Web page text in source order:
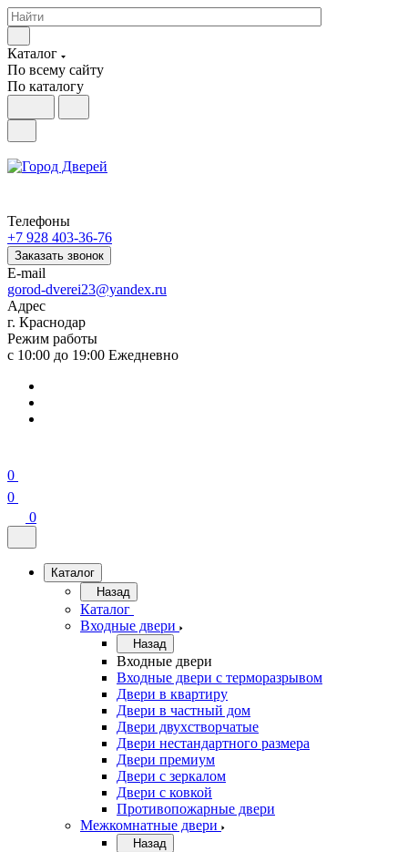
Каталог
По всему сайту
По каталогу
Телефоны
+7 928 403-36-76
Заказать звонок
E-mail
gorod-dverei23@yandex.ru
Адрес
г. Краснодар
Режим работы
с 10:00 до 19:00 Ежедневно
0
0
0
Каталог
Назад
Каталог
Входные двери
Назад
Входные двери
Входные двери с терморазрывом
Двери в квартиру
Двери в частный дом
Двери двухстворчатые
Двери нестандартного размера
Двери премиум
Двери с зеркалом
Двери с ковкой
Противопожарные двери
Межкомнатные двери
Назад